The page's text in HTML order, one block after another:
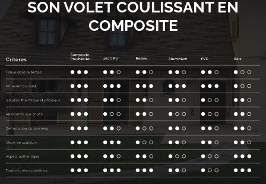
SON VOLET COULISSANT EN
COMPOSITE